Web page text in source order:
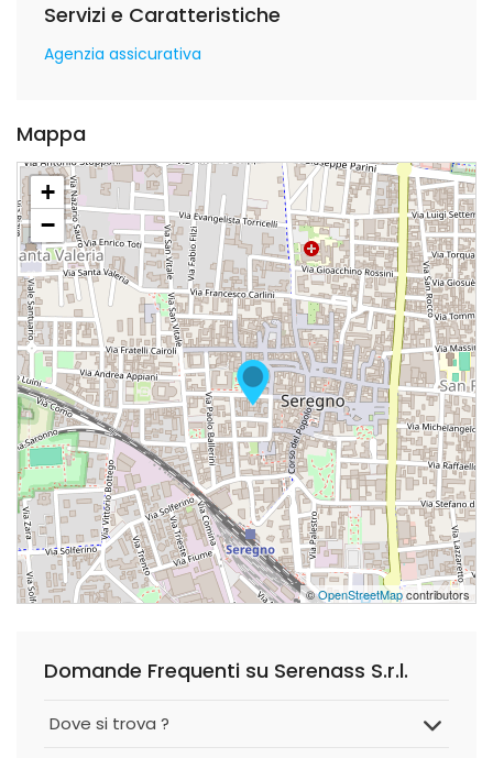
Servizi e Caratteristiche
Agenzia assicurativa
Mappa
+
−
©OpenStreetMapcontributors
Domande Frequenti su Serenass S.r.l.
Dove si trova ?